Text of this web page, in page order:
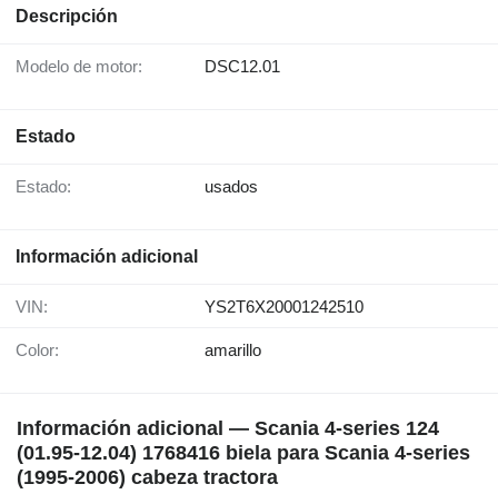
Descripción
Modelo de motor: DSC12.01
Estado
Estado: usados
Información adicional
VIN: YS2T6X20001242510
Color: amarillo
Información adicional — Scania 4-series 124
(01.95-12.04) 1768416 biela para Scania 4-series
(1995-2006) cabeza tractora